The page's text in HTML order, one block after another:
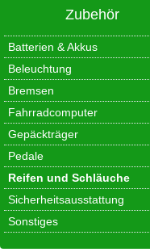
Zubehör
Batterien & Akkus
Beleuchtung
Bremsen
Fahrradcomputer
Gepäckträger
Pedale
Reifen und Schläuche
Sicherheitsausstattung
Sonstiges